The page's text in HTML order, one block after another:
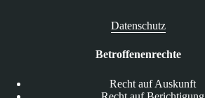
Datenschutz
Betroffenenrechte
Recht auf Auskunft